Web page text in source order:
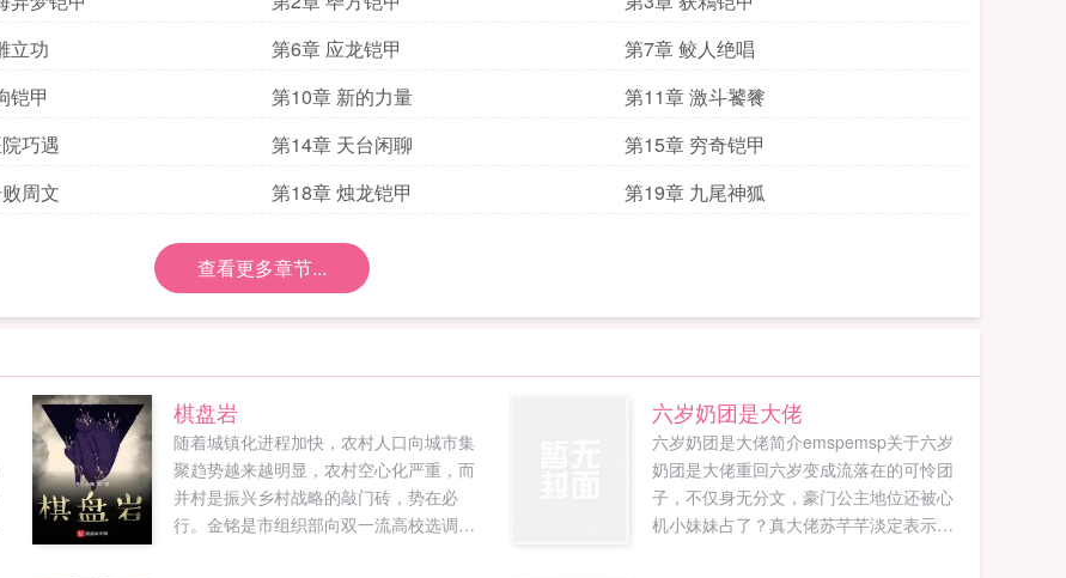
立功 第6章 应龙铠甲
第7章 鲛人绝唱
铠甲 第10章 新的力量
第11章 激斗饕餮
巧遇 第14章 天台闲聊
第15章 穷奇铠甲
周文 第18章 烛龙铠甲 第19章 九尾神狐
查看更多章节...
棋盘岩
随着城镇化进程加快，农村人口向城市集
聚趋势越来越明显，农村空心化严重，而
并村是振兴乡村战略的敲门砖，势在必
行。金铭是市组织部向双一流高校选调的
六岁奶团是大佬
六岁奶团是大佬简介emspemsp关于六岁
奶团是大佬重回六岁变成流落在的可怜团
子，不仅身无分文，豪门公主地位还被心
机小妹妹占了？真大佬苏芊芊淡定表示，